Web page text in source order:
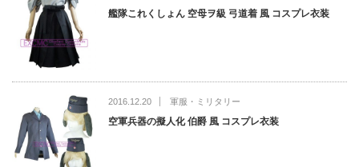
艦隊これくしょん 空母ヲ級 弓道着 風 コスプレ衣装
2016.12.20 軍服・ミリタリー
空軍兵器の擬人化 伯爵 風 コスプレ衣装